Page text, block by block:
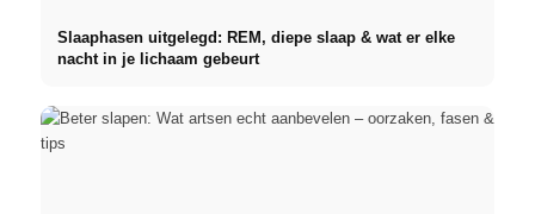
Slaaphasen uitgelegd: REM, diepe slaap & wat er elke
nacht in je lichaam gebeurt